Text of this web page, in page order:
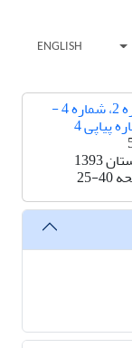
ENGLISH
دوره 2، شماره 4 -
پیاپی 4
1393
25-40